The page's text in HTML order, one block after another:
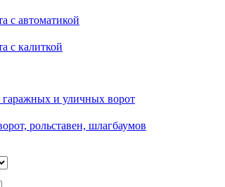
с автоматикой
с калиткой
и уличных ворот
рольставен, шлагбаумов